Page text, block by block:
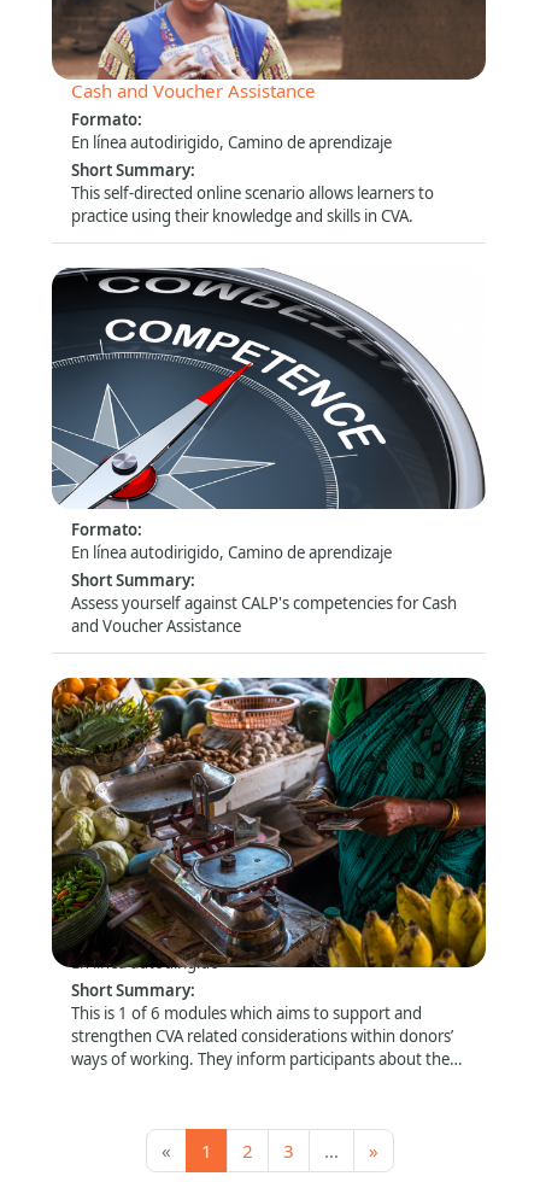
Practical Scenario: Monitoring and Adapting
Cash and Voucher Assistance
Formato:
En línea autodirigido, Camino de aprendizaje
Short Summary:
This self-directed online scenario allows learners to
practice using their knowledge and skills in CVA.
Assess yourself: CALP Strategic Competences
for CVA
Formato:
En línea autodirigido, Camino de aprendizaje
Short Summary:
Assess yourself against CALP's competencies for Cash
and Voucher Assistance
Donor Module 4 - Managing risks and doing
no harm
Formato:
En línea autodirigido
Short Summary:
This is 1 of 6 modules which aims to support and
strengthen CVA related considerations within donors’
ways of working. They inform participants about the
of particular relevance for this audience.
« 1 Página 1
2 Página 2
3 Página 3, más páginas por
… »